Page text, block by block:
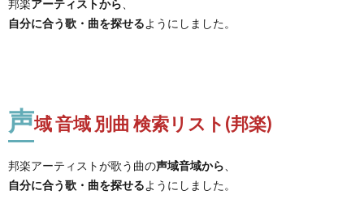
邦楽アーティストから
自分に合う歌・曲を探せるようにしました。
声域 音域 別曲 検索リスト(邦楽)
邦楽アーティストが歌う曲の声域音域から
自分に合う歌・曲を探せるようにしました。